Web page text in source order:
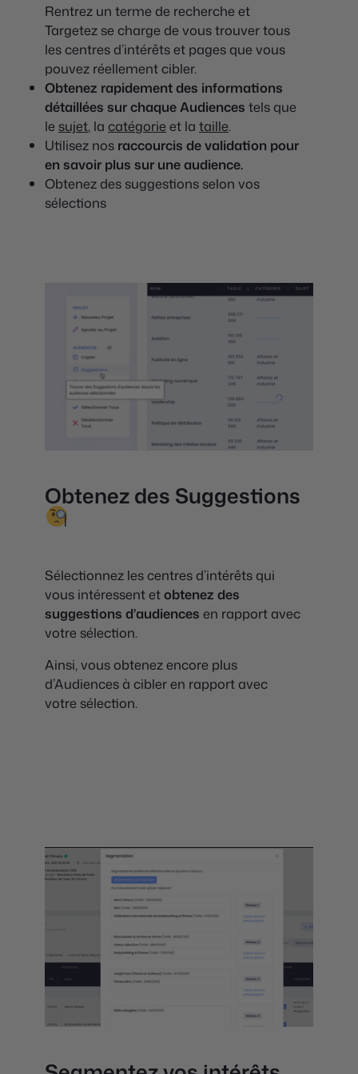
Rentrez un terme de recherche et
Targetez se charge de vous trouver tous
les centres d’intérêts et pages que vous
pouvez réellement cibler.
Obtenez rapidement des informations
détaillées sur chaque Audiences tels que
le sujet, la catégorie et la taille.
Utilisez nos raccourcis de validation pour
en savoir plus sur une audience.
Obtenez des suggestions selon vos
sélections
Obtenez des Suggestions
Sélectionnez les centres d’intérêts qui
vous intéressent etobtenez des
suggestions d’audiences en rapport avec
votre sélection.
Ainsi, vous obtenez encore plus
d’Audiences à cibler en rapport avec
votre sélection.